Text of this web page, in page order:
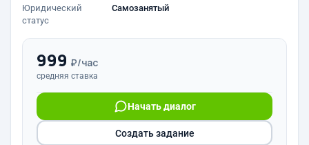
Юридический
статус
Самозанятый
999 ₽/час
средняя ставка
Начать диалог
Создать задание